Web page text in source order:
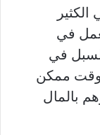
في
السبل في
وقت ممكن
بالمال